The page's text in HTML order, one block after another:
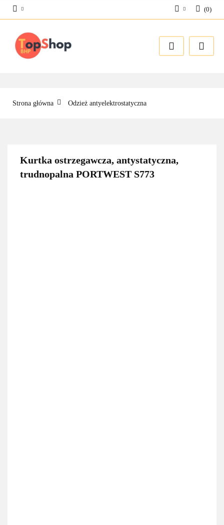
Zarejestruj się
(0)
Strona główna Odzież antyelektrostatyczna
Kurtka ostrzegawcza, antystatyczna,
trudnopalna PORTWEST S773